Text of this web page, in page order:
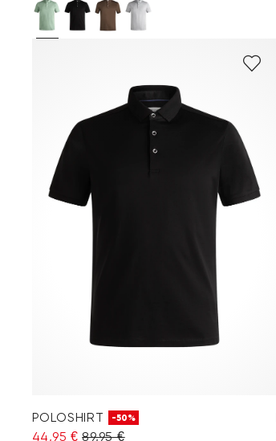
POLOSHIRT -50%
44,95 € 89,95 €